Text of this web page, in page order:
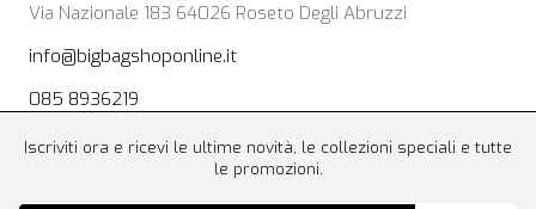
Via Nazionale 183 64026 Roseto Degli Abruzzi
info@bigbagshoponline.it
085 8936219
Iscriviti ora e ricevi le ultime novità, le collezioni speciali e tutte
le promozioni.